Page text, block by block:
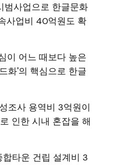
범사업으로 한글문화
사업비 40억원도 확
이 어느 때보다 높은
화'의 핵심으로 한글
조사 용역비 3억원이
인한 시내 혼잡을 해
타운 건립 설계비 3